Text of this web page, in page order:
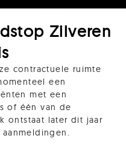
Zilveren
contractuele ruimte
een
met een
of één van de
ontstaat later dit jaar